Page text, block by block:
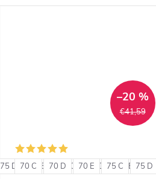
75 D 80 B 80 C 80 D 85 B 85
€41,59
–20 %
70 C 70 D 70 E 75 C 75 D